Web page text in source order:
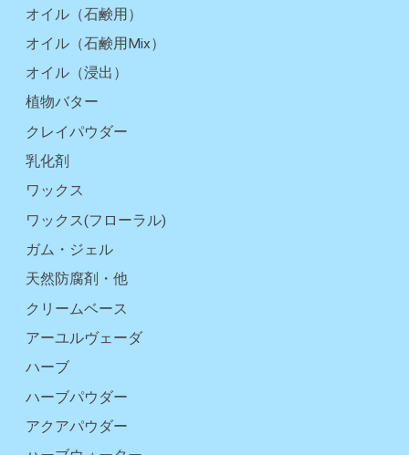
オイル（石鹸用）
オイル（石鹸用Mix）
オイル（浸出）
植物バター
クレイパウダー
乳化剤
ワックス
ワックス(フローラル)
ガム・ジェル
天然防腐剤・他
クリームベース
アーユルヴェーダ
ハーブ
ハーブパウダー
アクアパウダー